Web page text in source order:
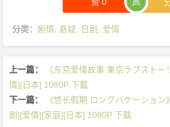
分类： 剧情 悬疑 日剧 爱情
上一篇：
《东京爱情故事 東京ラブスト
情][日本] 1080P 下载
下一篇：
《悠长假期 ロングバケーショ
剧][爱情][家庭][日本] 1080P 下载